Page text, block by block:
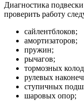
Диагностика
проверить работу
сайлентблоков;
амортизаторов;
пружин;
рычагов;
тормозных
рулевых
ступичных
шаровых опор;